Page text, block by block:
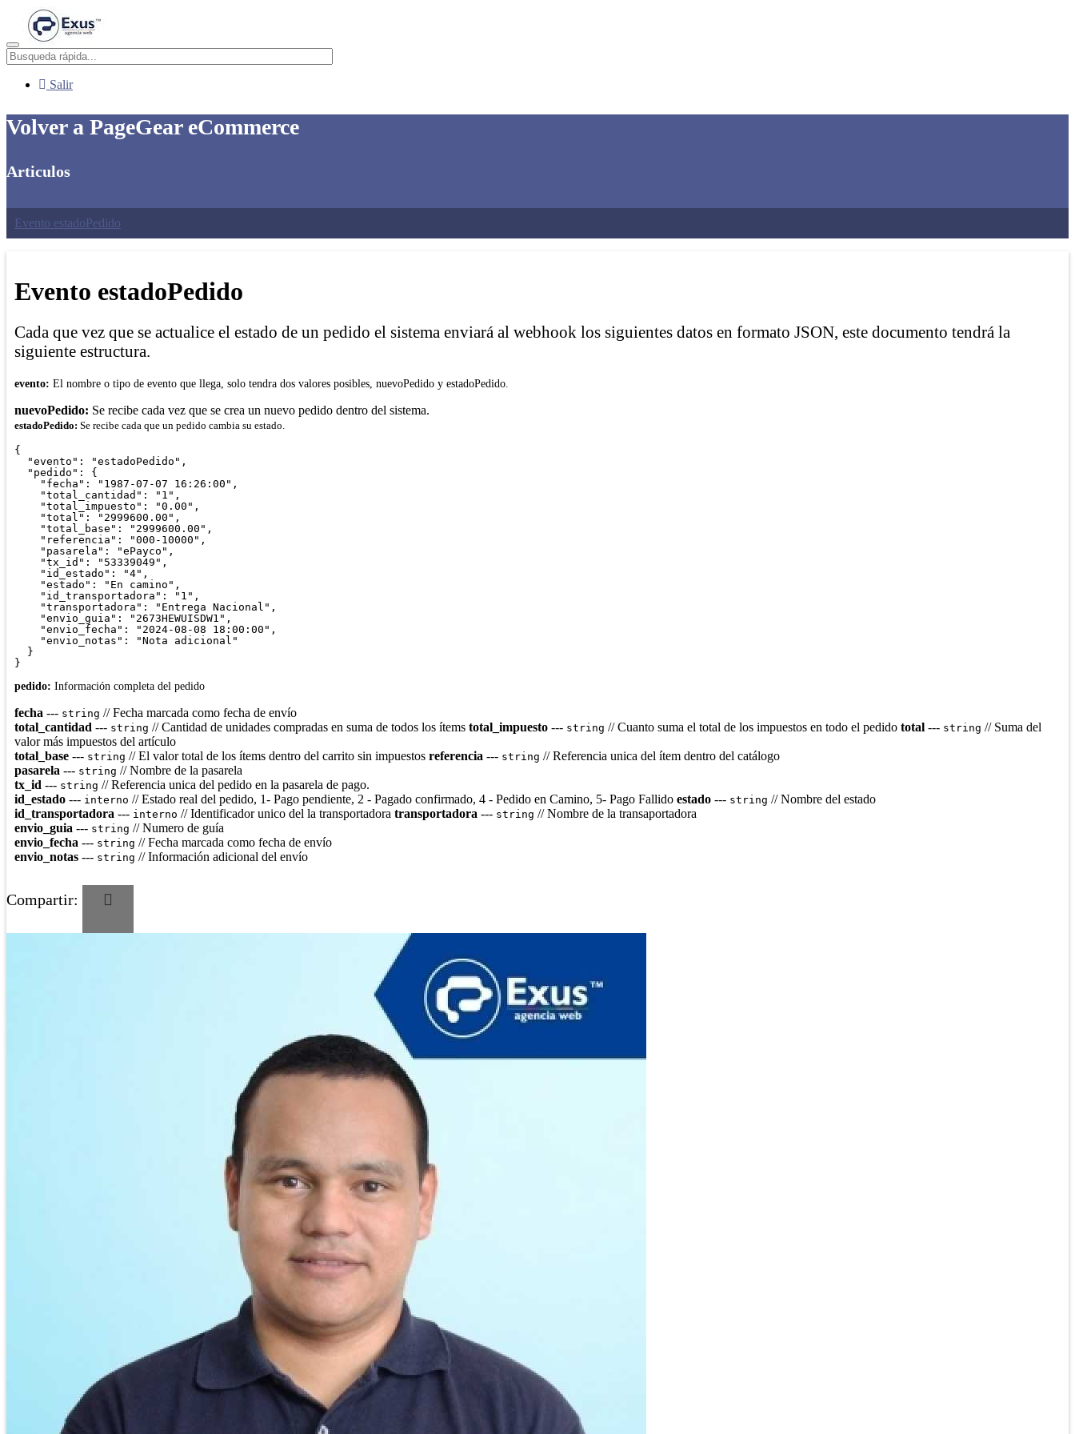
Menú
Salir
Volver a PageGear eCommerce
Articulos
Evento estadoPedido
Evento estadoPedido
Cada que vez que se actualice el estado de un pedido el sistema enviará al webhook los siguientes datos en formato JSON, este documento tendrá la
siguiente estructura.
evento: El nombre o tipo de evento que llega, solo tendra dos valores posibles, nuevoPedido y estadoPedido.
nuevoPedido: Se recibe cada vez que se crea un nuevo pedido dentro del sistema.
estadoPedido: Se recibe cada que un pedido cambia su estado.
{
  "evento": "estadoPedido",
  "pedido": {
    "fecha": "1987-07-07 16:26:00",
    "total_cantidad": "1",
    "total_impuesto": "0.00",
    "total": "2999600.00",
    "total_base": "2999600.00",
    "referencia": "000-10000",
    "pasarela": "ePayco",
    "tx_id": "53339049",
    "id_estado": "4",
    "estado": "En camino",
    "id_transportadora": "1",
    "transportadora": "Entrega Nacional",
    "envio_guia": "2673HEWUISDW1",
    "envio_fecha": "2024-08-08 18:00:00",
    "envio_notas": "Nota adicional"
  }
pedido: Información completa del pedido
fecha --- string // Fecha marcada como fecha de envío
total_cantidad --- string // Cantidad de unidades compradas en suma de todos los ítems total_impuesto --- string // Cuanto suma el total de los impuestos en todo el pedido total --- string // Suma del
valor más impuestos del artículo
total_base --- string // El valor total de los ítems dentro del carrito sin impuestos referencia --- string // Referencia unica del ítem dentro del catálogo
pasarela --- string // Nombre de la pasarela
tx_id --- string // Referencia unica del pedido en la pasarela de pago.
id_estado --- interno // Estado real del pedido, 1- Pago pendiente, 2 - Pagado confirmado, 4 - Pedido en Camino, 5- Pago Fallido estado --- string // Nombre del estado
id_transportadora --- interno // Identificador unico del la transportadora transportadora --- string // Nombre de la transaportadora
envio_guia --- string // Numero de guía
envio_fecha --- string // Fecha marcada como fecha de envío
envio_notas --- string // Información adicional del envío
Compartir: